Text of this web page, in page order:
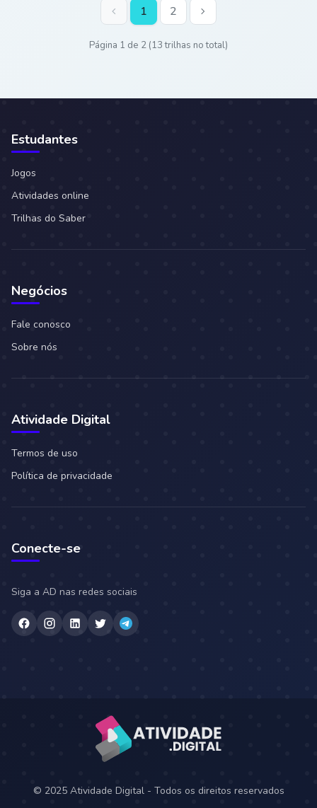
chevron_left 1 2 chevron_right
Página 1 de 2 (13 trilhas no total)
Estudantes
Jogos
Atividades online
Trilhas do Saber
Negócios
Fale conosco
Sobre nós
Atividade Digital
Termos de uso
Política de privacidade
Conecte-se
Siga a AD nas redes sociais
© 2025 Atividade Digital - Todos os direitos reservados